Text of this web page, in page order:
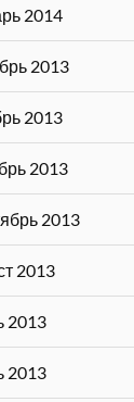
2014
2013
2013
2013
2013
2013
2013
2013